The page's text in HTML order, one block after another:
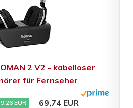
2 V2 - kabelloser
für Fernseher
EUR 69,74 EUR